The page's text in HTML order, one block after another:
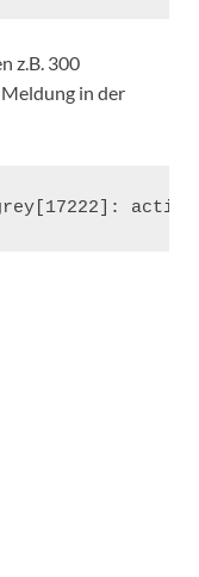
z.B. 300
in der